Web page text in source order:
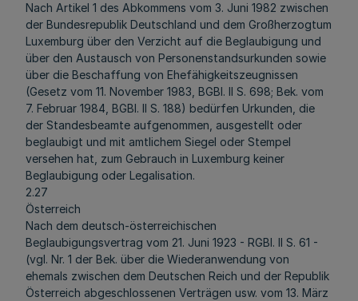
Nach Artikel 1 des Abkommens vom 3. Juni 1982 zwischen
der Bundesrepublik Deutschland und dem Großherzogtum
Luxemburg über den Verzicht auf die Beglaubigung und
über den Austausch von Personenstandsurkunden sowie
über die Beschaffung von Ehefähigkeitszeugnissen
(Gesetz vom 11. November 1983, BGBl. II S. 698; Bek. vom
7. Februar 1984, BGBl. II S. 188) bedürfen Urkunden, die
der Standesbeamte aufgenommen, ausgestellt oder
beglaubigt und mit amtlichem Siegel oder Stempel
versehen hat, zum Gebrauch in Luxemburg keiner
Beglaubigung oder Legalisation.
2.27
Österreich
Nach dem deutsch-österreichischen
Beglaubigungsvertrag vom 21. Juni 1923 - RGBl. II S. 61 -
(vgl. Nr. 1 der Bek. über die Wiederanwendung von
ehemals zwischen dem Deutschen Reich und der Republik
Österreich abgeschlossenen Verträgen usw. vom 13. März